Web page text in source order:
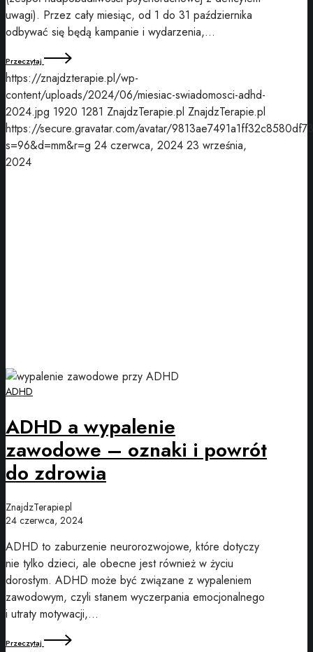
uwagi). Przez cały miesiąc, od 1 do 31 października
odbywać się będą kampanie i wydarzenia,…
Przeczytaj
https://znajdzterapie.pl/wp-
content/uploads/2024/06/miesiac-swiadomosci-adhd-
2024.jpg 1920 1281 ZnajdzTerapie.pl ZnajdzTerapie.pl
https://secure.gravatar.com/avatar/
s=96&d=mm&r=g 24 czerwca, 2024 23 września,
2024
ADHD
ADHD a wypalenie
zawodowe – oznaki i powrót
do zdrowia
ZnajdzTerapie.pl
24 czerwca, 2024
ADHD to zaburzenie neurorozwojowe, które dotyczy
nie tylko dzieci, ale obecne jest również w życiu
dorosłym. ADHD może być związane z wypaleniem
zawodowym, czyli stanem wyczerpania emocjonalnego
i utraty motywacji,…
Przeczytaj